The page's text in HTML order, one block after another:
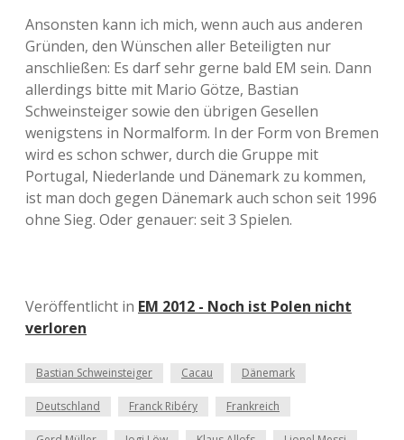
Ansonsten kann ich mich, wenn auch aus anderen
Gründen, den Wünschen aller Beteiligten nur
anschließen: Es darf sehr gerne bald EM sein. Dann
allerdings bitte mit Mario Götze, Bastian
Schweinsteiger sowie den übrigen Gesellen
wenigstens in Normalform. In der Form von Bremen
wird es schon schwer, durch die Gruppe mit
Portugal, Niederlande und Dänemark zu kommen,
ist man doch gegen Dänemark auch schon seit 1996
ohne Sieg. Oder genauer: seit 3 Spielen.
Veröffentlicht in EM 2012 - Noch ist Polen nicht
verloren
Bastian Schweinsteiger Cacau Dänemark
Deutschland Franck Ribéry Frankreich